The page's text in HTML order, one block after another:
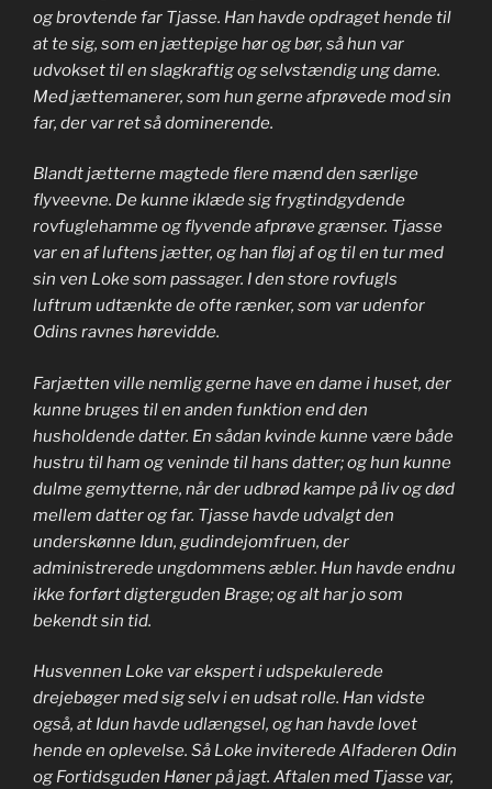
og brovtende far Tjasse. Han havde opdraget hende til
at te sig, som en jættepige hør og bør, så hun var
udvokset til en slagkraftig og selvstændig ung dame.
Med jættemanerer, som hun gerne afprøvede mod sin
far, der var ret så dominerende.
Blandt jætterne magtede flere mænd den særlige
flyveevne. De kunne iklæde sig frygtindgydende
rovfuglehamme og flyvende afprøve grænser. Tjasse
var en af luftens jætter, og han fløj af og til en tur med
sin ven Loke som passager. I den store rovfugls
luftrum udtænkte de ofte rænker, som var udenfor
Odins ravnes hørevidde.
Farjætten ville nemlig gerne have en dame i huset, der
kunne bruges til en anden funktion end den
husholdende datter. En sådan kvinde kunne være både
hustru til ham og veninde til hans datter; og hun kunne
dulme gemytterne, når der udbrød kampe på liv og død
mellem datter og far. Tjasse havde udvalgt den
underskønne Idun, gudindejomfruen, der
administrerede ungdommens æbler. Hun havde endnu
ikke forført digterguden Brage; og alt har jo som
bekendt sin tid.
Husvennen Loke var ekspert i udspekulerede
drejebøger med sig selv i en udsat rolle. Han vidste
også, at Idun havde udlængsel, og han havde lovet
hende en oplevelse. Så Loke inviterede Alfaderen Odin
og Fortidsguden Høner på jagt. Aftalen med Tjasse var,